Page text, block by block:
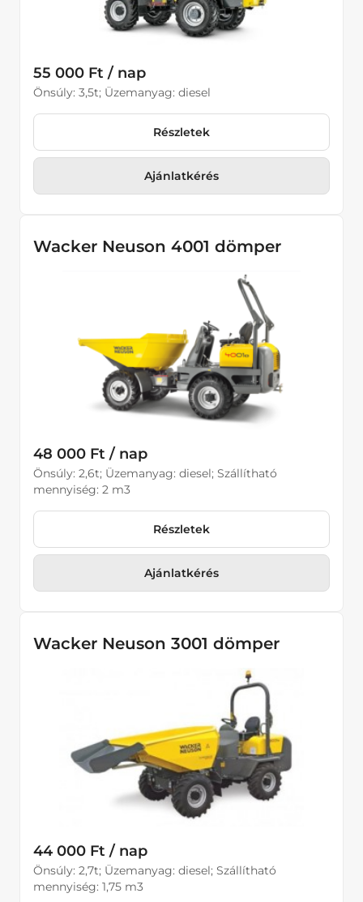
55 000 Ft / nap
Önsúly: 3,5t; Üzemanyag: diesel
Részletek
Ajánlatkérés
Wacker Neuson 4001 dömper
48 000 Ft / nap
Önsúly: 2,6t; Üzemanyag: diesel; Szállítható
mennyiség: 2 m3
Részletek
Ajánlatkérés
Wacker Neuson 3001 dömper
44 000 Ft / nap
Önsúly: 2,7t; Üzemanyag: diesel; Szállítható
mennyiség: 1,75 m3